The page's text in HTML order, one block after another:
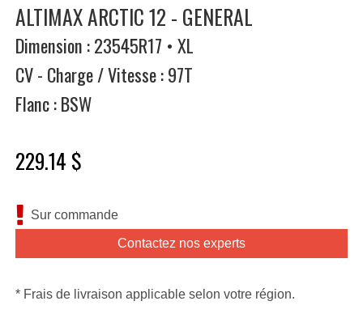
ALTIMAX ARCTIC 12 - GENERAL
Dimension : 23545R17 • XL
CV - Charge / Vitesse : 97T
Flanc : BSW
229.14 $
Sur commande
Contactez nos experts
* Frais de livraison applicable selon votre région.